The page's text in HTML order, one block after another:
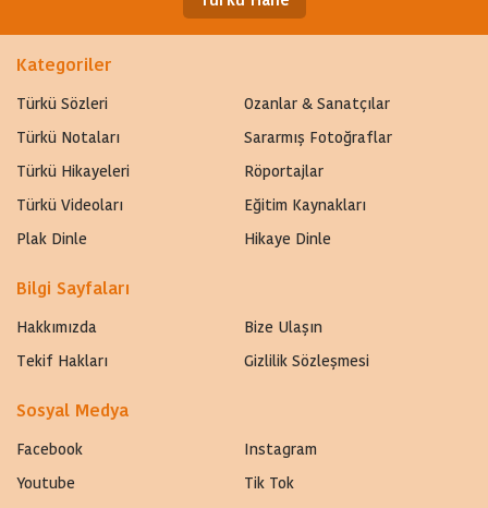
Kategoriler
Türkü Sözleri
Ozanlar & Sanatçılar
Türkü Notaları
Sararmış Fotoğraflar
Türkü Hikayeleri
Röportajlar
Türkü Videoları
Eğitim Kaynakları
Plak Dinle
Hikaye Dinle
Bilgi Sayfaları
Hakkımızda
Bize Ulaşın
Tekif Hakları
Gizlilik Sözleşmesi
Sosyal Medya
Facebook
Instagram
Youtube
Tik Tok